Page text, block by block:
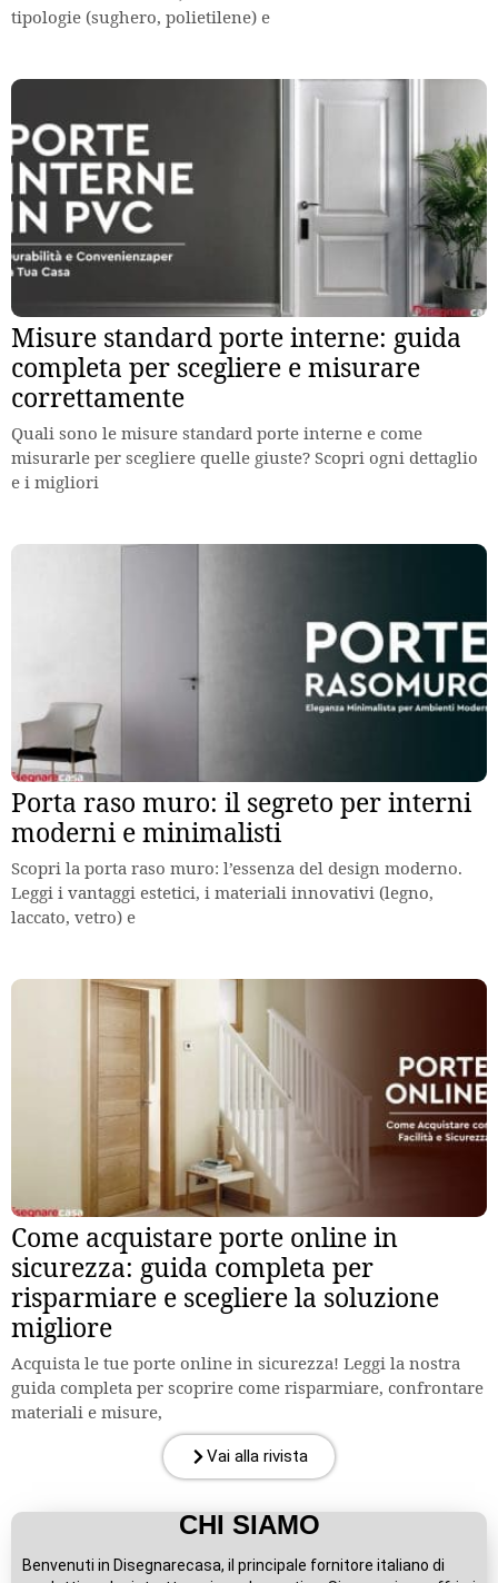
tipologie (sughero, polietilene) e
Misure standard porte interne: guida
completa per scegliere e misurare
correttamente
Quali sono le misure standard porte interne e come
misurarle per scegliere quelle giuste? Scopri ogni dettaglio
e i migliori
Porta raso muro: il segreto per interni
moderni e minimalisti
Scopri la porta raso muro: l’essenza del design moderno.
Leggi i vantaggi estetici, i materiali innovativi (legno,
laccato, vetro) e
Come acquistare porte online in
sicurezza: guida completa per
risparmiare e scegliere la soluzione
migliore
Acquista le tue porte online in sicurezza! Leggi la nostra
guida completa per scoprire come risparmiare, confrontare
materiali e misure,
Vai alla rivista
CHI SIAMO
Benvenuti in Disegnarecasa, il principale fornitore italiano di